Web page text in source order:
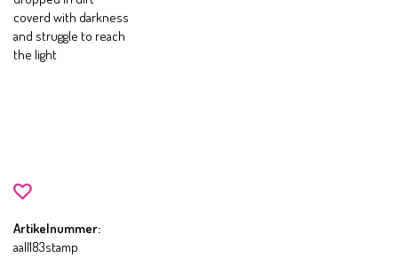
coverd with darkness
and struggle to reach
the light
Artikelnummer:
aall183stamp